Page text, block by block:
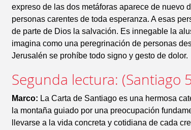
expreso de las dos metáforas aparece de nuevo
personas carentes de toda esperanza. A esas
de parte de Dios la salvación. Es innegable la
imagina como una peregrinación de personas
Jerusalén se prohíbe todo signo y gesto de dolor.
Segunda lectura: (Santiago
Marco: La Carta de Santiago es una hermosa
la montaña guiado por una preocupación
llevarse a la vida concreta y cotidiana de cada